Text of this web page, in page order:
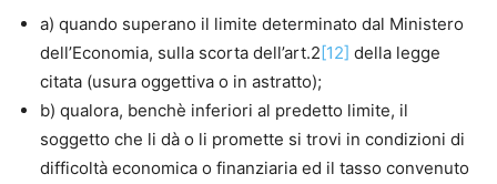
a) quando superano il limite determinato dal Ministero
dell’Economia, sulla scorta dell’art.2[12] della legge
citata (usura oggettiva o in astratto);
b) qualora, benchè inferiori al predetto limite, il
soggetto che li dà o li promette si trovi in condizioni di
difficoltà economica o finanziaria ed il tasso convenuto